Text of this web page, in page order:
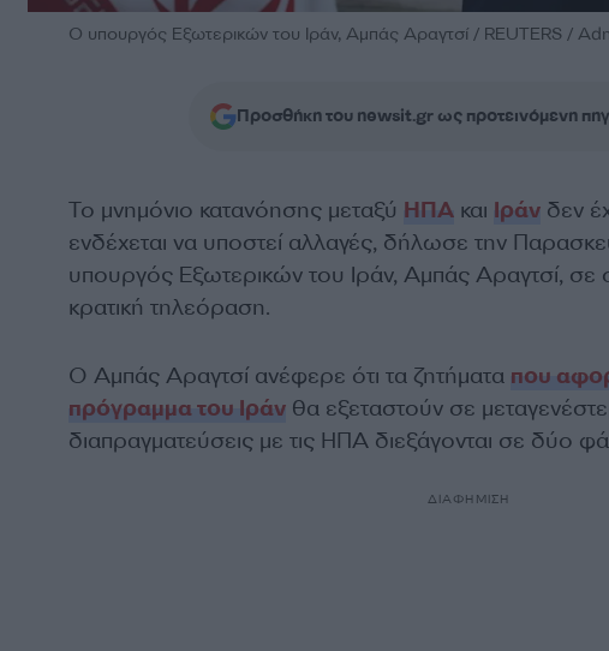
Ο υπουργός Εξωτερικών του Ιράν, Αμπάς Αραγτσί / REUTERS /
Προσθήκη του newsit.gr ως προτεινόμενη
Το μνημόνιο κατανόησης μεταξύ ΗΠΑκαι Ιράνδεν
ενδέχεται να υποστεί αλλαγές, δήλωσε την
υπουργός Εξωτερικών του Ιράν, Αμπάς Αραγτσί, σε
κρατική τηλεόραση.
Ο Αμπάς Αραγτσί ανέφερε ότι τα ζητήματα που
πρόγραμμα του Ιράνθα εξεταστούν σε
διαπραγματεύσεις με τις ΗΠΑ διεξάγονται σε δύο
ΔΙΑΦΗΜΙΣΗ